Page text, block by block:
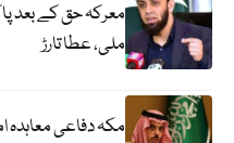
معرکہ حق کے بعد
ملی، عطا تارڑ
مکہ دفاعی معاہدہ